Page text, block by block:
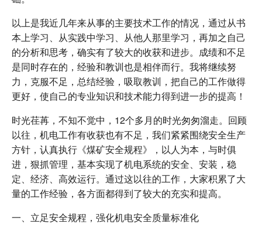
以上是我近几年来从事的主要技术工作的情况，通过从书
本上学习、从实践中学习、从他人那里学习，再加之自己
的分析和思考，确实有了较大的收获和进步。成绩和不足
是同时存在的，经验和教训也是相伴而行。我将继续努
力，克服不足，总结经验，吸取教训，把自己的工作做得
更好，使自己的专业知识和技术能力得到进一步的提高！
时光荏苒，不知不觉中，12个多月的时光匆匆溜走。回顾
以往，机电工作有收获也有不足，我们紧紧围绕安全生产
方针，认真执行《煤矿安全规程》，以人为本，与时俱
进，狠抓管理，基本实现了机电系统的安全、安装，稳
定、经济、高效运行。通过这以往的工作，大家积累了大
量的工作经验，各方面都得到了较大的充实和提高。
一、立足安全规程，强化机电安全质量标准化